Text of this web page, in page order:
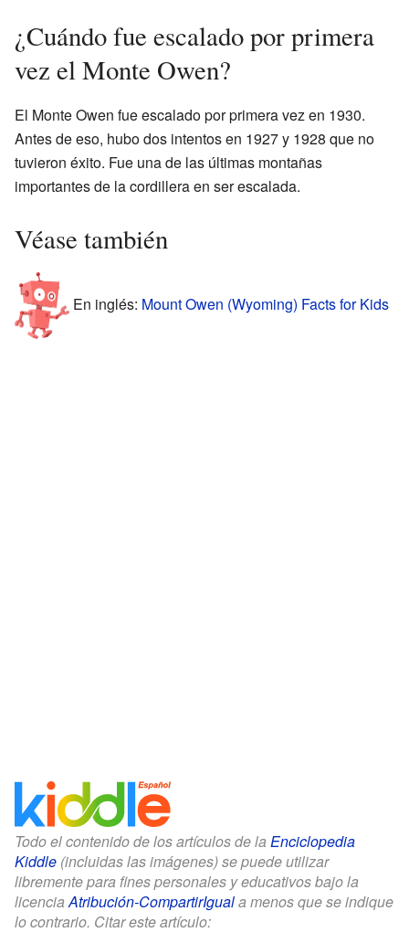
¿Cuándo fue escalado por primera
vez el Monte Owen?
El Monte Owen fue escalado por primera vez en 1930.
Antes de eso, hubo dos intentos en 1927 y 1928 que no
tuvieron éxito. Fue una de las últimas montañas
importantes de la cordillera en ser escalada.
Véase también
En inglés: Mount Owen (Wyoming) Facts for Kids
Todo el contenido de los artículos de la Enciclopedia
Kiddle (incluidas las imágenes) se puede utilizar
libremente para fines personales y educativos bajo la
licenciaAtribución-CompartirIguala menos que se indique
lo contrario. Citar este artículo: